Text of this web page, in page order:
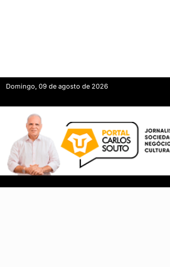
Domingo, 09 de agosto de 2026